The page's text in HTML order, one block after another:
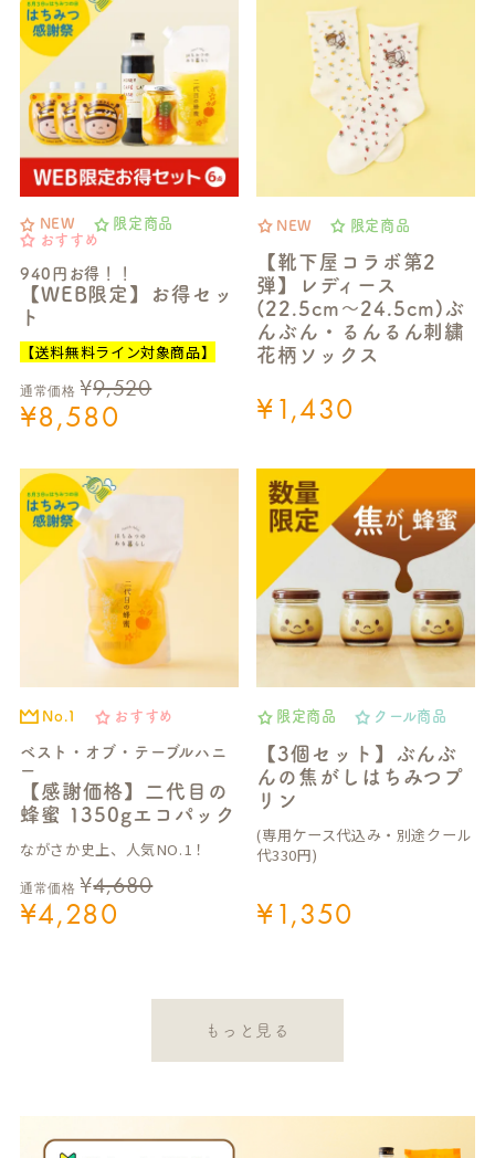
NEW
限定商品
おすすめ
940円お得！！
【WEB限定】お得セッ
ト
【送料無料ライン対象商品】
通常価格 ¥9,520
¥8,580
NEW 限定商品
【靴下屋コラボ第2
弾】レディース
(22.5cm～24.5cm)ぶ
んぶん・るんるん刺繍
花柄ソックス
¥1,430
No.1 おすすめ
ベスト・オブ・テーブルハニ
ー
【感謝価格】二代目の
蜂蜜 1350gエコパック
ながさか史上、人気NO.1！
通常価格 ¥4,680
¥4,280
限定商品 クール商品
【3個セット】ぶんぶ
んの焦がしはちみつプ
リン
(専用ケース代込み・別途クール
代330円)
¥1,350
もっと見る